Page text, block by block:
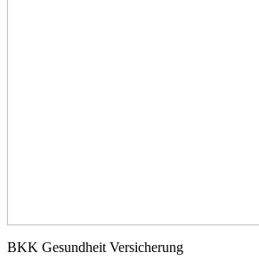
BKK Gesundheit Versicherung